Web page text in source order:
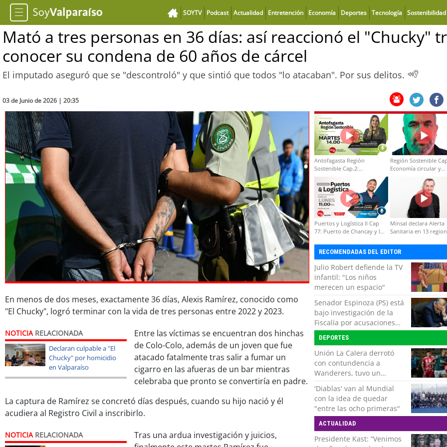
SOYTV Podcast Actualidad Entretención Economía Deportes Tecnología Sostenibilidad
Mató a tres personas en 36 días: así reaccionó el "Chucky"
conocer su condena de 60 años de cárcel
El imputado aseguró que se "descontroló" y que sintió que todos "lo atacaban". Por sus delitos.
03 de Junio de 2026 | 20:35
En menos de dos meses, exactamente 36 días, Alexis Ramírez, conocido como
"El Chucky", logró terminar con la vida de tres personas entre 2022 y 2023.
NOTICIARELACIONADA
Declaran culpable a "El
Chucky" por homicidio
en Valparaíso
Entre las víctimas se encuentran dos hinchas
de Colo-Colo, además de un joven que fue
atacado fatalmente tras salir a fumar un
cigarro en las afueras de un bar mientras
celebraba que pronto se convertiría en padre.
La captura de Ramírez se concretó días después, cuando su hijo nació y él
acudiera al Registro Civil a inscribirlo.
NOTICIARELACIONADA
Tras una ardua investigación y juicios,
Antofagasta Región
Sostenible Cap.2:
Educación ambiental y
formación de capacidades
técnicas
Región Sostenible
Economía circular y
Puertos y Logística II Cap
77: Puerto de Chancay y la
Minsal declara Alerta
Sanitaria en 13
RECOMENDADAS DEL EDITOR
Julio Robert defiende la TV
infantil: "Los niños
merecen un espacio"
Senador Espinoza (PS) está
bajo investigación de la
Fiscalía por acusaciones
cruzadas de agresión con
su pareja
DEPORTES
Unión La Calera derrotó
con contundencia a
Wanderers, tuvo un
respiro y clasificó en Copa
Chile
'Diablas' van al Mundial
con la idea de quedar
"entre las ocho primeras"
ACTUALIDAD
Presidente Kast: “Venimos